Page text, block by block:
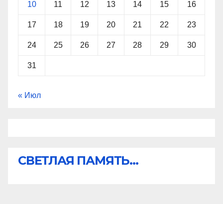
10 11 12 13 14 15 16
17 18 19 20 21 22 23
24 25 26 27 28 29 30
31
« Июл
СВЕТЛАЯ ПАМЯТЬ...